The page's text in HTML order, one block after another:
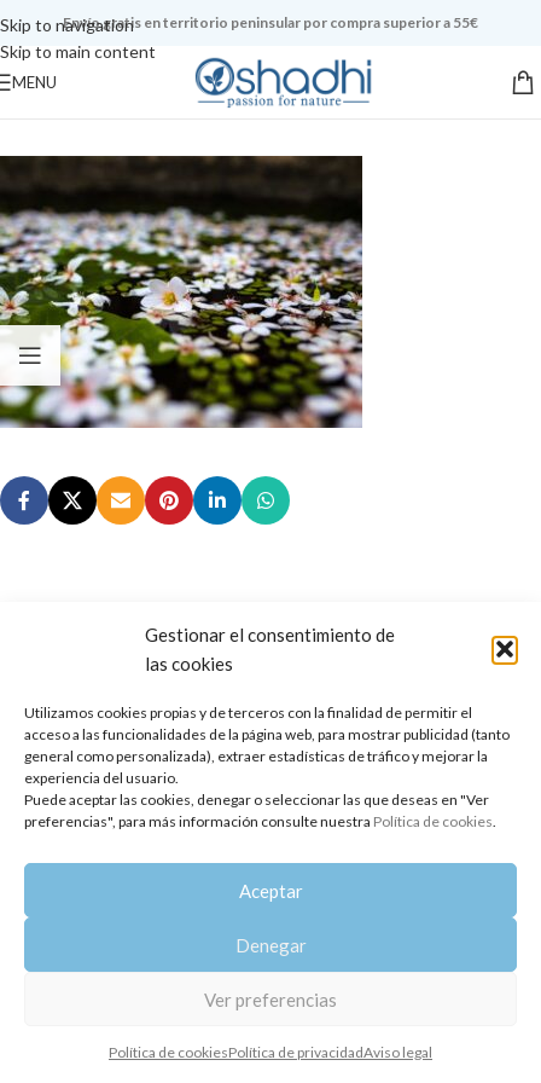
Gestionar el consentimiento de
las cookies
Utilizamos cookies propias y de terceros con la finalidad de permitir el
acceso a las funcionalidades de la página web, para mostrar publicidad (tanto
general como personalizada), extraer estadísticas de tráfico y mejorar la
experiencia del usuario.
Puede aceptar las cookies, denegar o seleccionar las que deseas en "Ver
preferencias", para más información consulte nuestra Política de cookies.
Aceptar
Denegar
Ver preferencias
Política de cookiesPolítica de privacidadAviso legal
Skip to navigation
Skip to main content
Envío gratis en territorio peninsular por compra superior a 55€
MENU
Copyright 2014-2025
Política de privacidad Aviso legal | Política de cookies